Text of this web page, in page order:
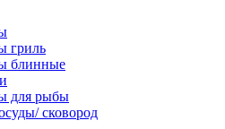
гриль
блинные
для рыбы
сковород